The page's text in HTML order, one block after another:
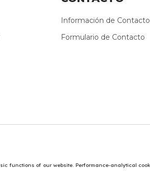
Información de Contacto
Formulario de Contacto